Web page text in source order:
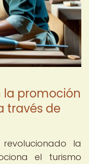
la promoción
través de
la
el turismo